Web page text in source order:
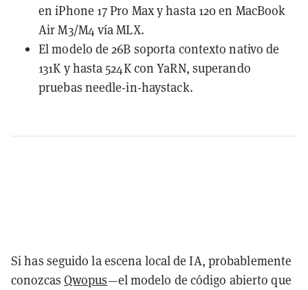
en iPhone 17 Pro Max y hasta 120 en MacBook
Air M3/M4 vía MLX.
El modelo de 26B soporta contexto nativo de
131K y hasta 524K con YaRN, superando
pruebas needle-in-haystack.
Si has seguido la escena local de IA, probablemente
conozcas Qwopus—el modelo de código abierto que